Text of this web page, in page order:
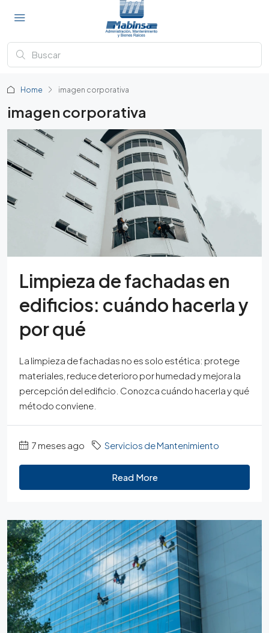
Home imagen corporativa
imagen corporativa
Limpieza de fachadas en
edificios: cuándo hacerla y
por qué
La limpieza de fachadas no es solo estética: protege
materiales, reduce deterioro por humedad y mejora la
percepción del edificio. Conozca cuándo hacerla y qué
método conviene.
7 meses ago Servicios de Mantenimiento
Read More